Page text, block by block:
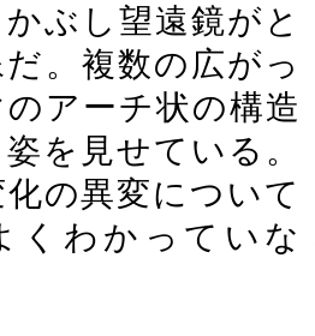
ぶし望遠鏡がと
。複数の広がっ
アーチ状の構造
を見せている。
の異変について
くわかっていな